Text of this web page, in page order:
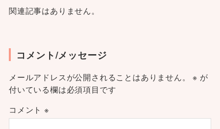
関連記事はありません。
コメント/メッセージ
メールアドレスが公開されることはありません。 ※ が
付いている欄は必須項目です
コメント ※